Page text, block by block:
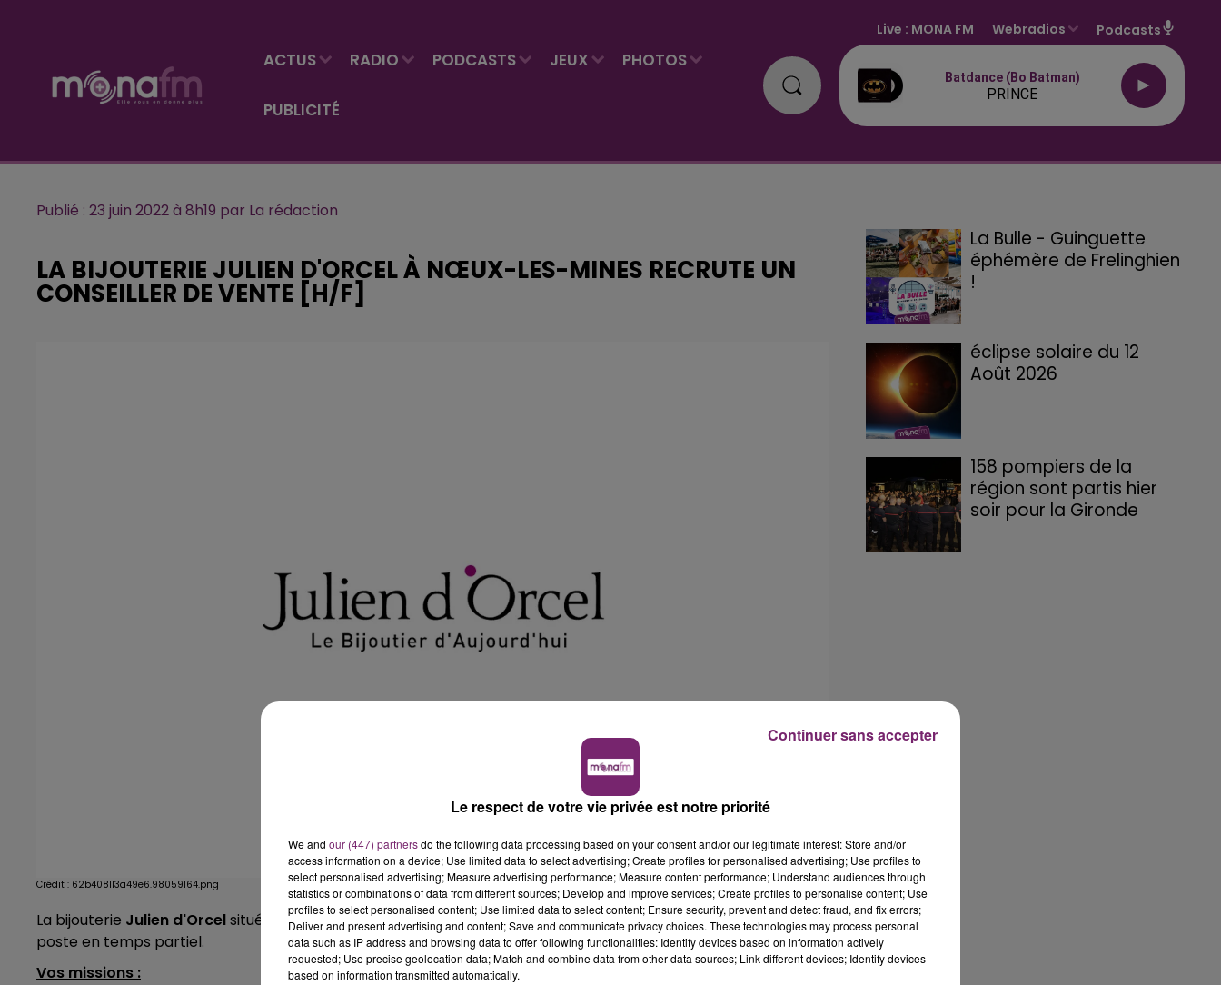
ACTUS RADIO PODCASTS JEUX PHOTOS
PUBLICITÉ
Live : MONA FM Webradios Podcasts
Batdance (bo Batman)
PRINCE
Publié : 23 juin 2022 à 8h19 par La rédaction
LA BIJOUTERIE JULIEN D'ORCEL À NŒUX-LES-MINES RECRUTE UN
CONSEILLER DE VENTE [H/F]
Crédit : 62b408113a49e6.98059164.png
La bijouterie Julien d'Orcelsituée à Nœux-les-Mines recrute actuellement un conseiller de vente [H/F] pour un
poste en temps partiel.
Vos missions :
La Bulle - Guinguette
éphémère de Frelinghien
!
éclipse solaire du 12
Août 2026
158 pompiers de la
région sont partis hier
soir pour la Gironde
Le respect de votre vie privée est notre priorité
We and our (447) partnersdo the following data processing based on your consent and/or our legitimate interest: Store and/or
access information on a device; Use limited data to select advertising; Create profiles for personalised advertising; Use profiles to
select personalised advertising; Measure advertising performance; Measure content performance; Understand audiences through
statistics or combinations of data from different sources; Develop and improve services; Create profiles to personalise content; Use
profiles to select personalised content; Use limited data to select content; Ensure security, prevent and detect fraud, and fix errors;
Deliver and present advertising and content; Save and communicate privacy choices. These technologies may process personal
data such as IP address and browsing data to offer following functionalities: Identify devices based on information actively
requested; Use precise geolocation data; Match and combine data from other data sources; Link different devices; Identify devices
based on information transmitted automatically.
Continuer sans accepter